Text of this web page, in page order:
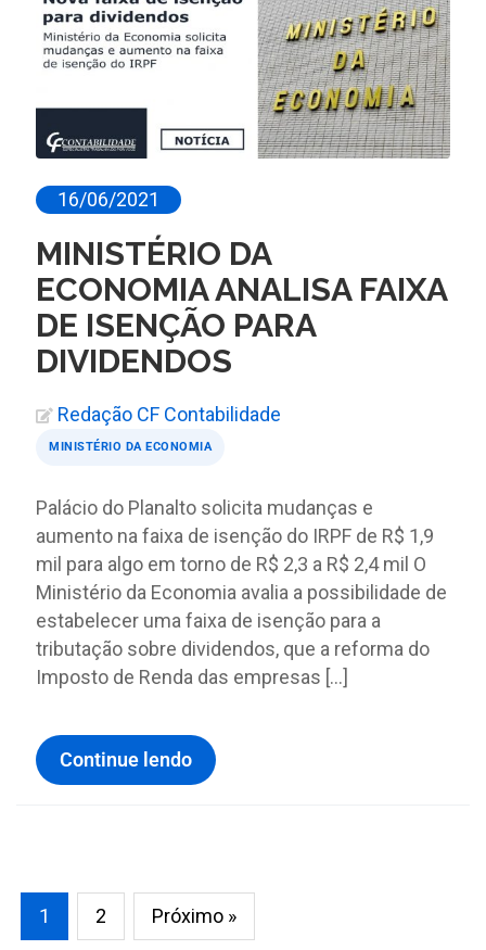
16/06/2021
MINISTÉRIO DA
ECONOMIA ANALISA FAIXA
DE ISENÇÃO PARA
DIVIDENDOS
Redação CF Contabilidade
MINISTÉRIO DA ECONOMIA
Palácio do Planalto solicita mudanças e
aumento na faixa de isenção do IRPF de R$ 1,9
mil para algo em torno de R$ 2,3 a R$ 2,4 mil O
Ministério da Economia avalia a possibilidade de
estabelecer uma faixa de isenção para a
tributação sobre dividendos, que a reforma do
Imposto de Renda das empresas […]
Continue lendo
1 2 Próximo »